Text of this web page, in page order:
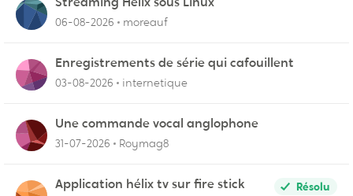
06-08-2026 moreauf
Enregistrements de série qui cafouillent
03-08-2026 internetique
Une commande vocal anglophone
31-07-2026 Roymag8
Application hélix tv sur fire stick
Résolu